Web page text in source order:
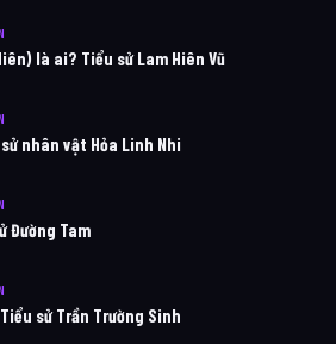
là ai? Tiểu sử Lam Hiên Vũ
nhân vật Hỏa Linh Nhi
Đường Tam
sử Trần Trường Sinh